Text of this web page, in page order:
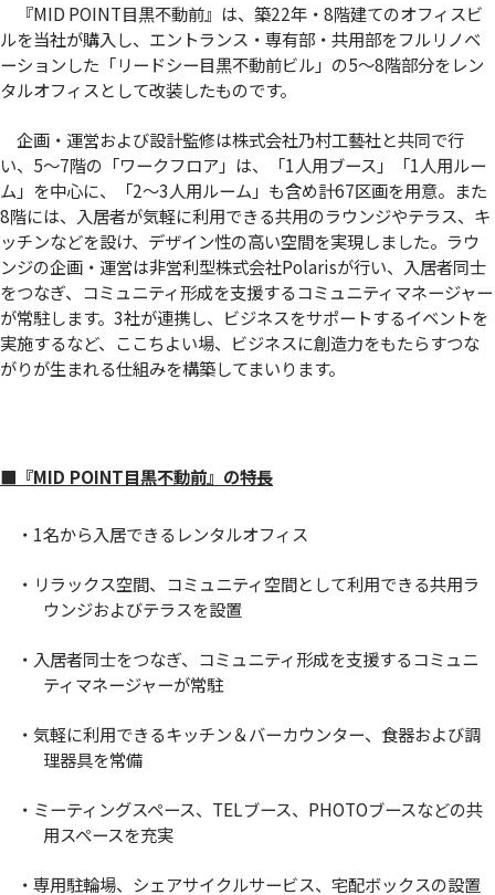
『MID POINT目黒不動前』は、築22年・8階建てのオフィスビ
ルを当社が購入し、エントランス・専有部・共用部をフルリノベ
ーションした「リードシー目黒不動前ビル」の5～8階部分をレン
タルオフィスとして改装したものです。
企画・運営および設計監修は株式会社乃村工藝社と共同で行
い、5～7階の「ワークフロア」は、「1人用ブース」「1人用ルー
ム」を中心に、「2～3人用ルーム」も含め計67区画を用意。また
8階には、入居者が気軽に利用できる共用のラウンジやテラス、キ
ッチンなどを設け、デザイン性の高い空間を実現しました。ラウ
ンジの企画・運営は非営利型株式会社Polarisが行い、入居者同士
をつなぎ、コミュニティ形成を支援するコミュニティマネージャー
が常駐します。3社が連携し、ビジネスをサポートするイベントを
実施するなど、ここちよい場、ビジネスに創造力をもたらすつな
がりが生まれる仕組みを構築してまいります。
■『MID POINT目黒不動前』の特長
・1名から入居できるレンタルオフィス
・リラックス空間、コミュニティ空間として利用できる共用ラ
ウンジおよびテラスを設置
・入居者同士をつなぎ、コミュニティ形成を支援するコミュニ
ティマネージャーが常駐
・気軽に利用できるキッチン＆バーカウンター、食器および調
理器具を常備
・ミーティングスペース、TELブース、PHOTOブースなどの共
用スペースを充実
・専用駐輪場、シェアサイクルサービス、宅配ボックスの設置